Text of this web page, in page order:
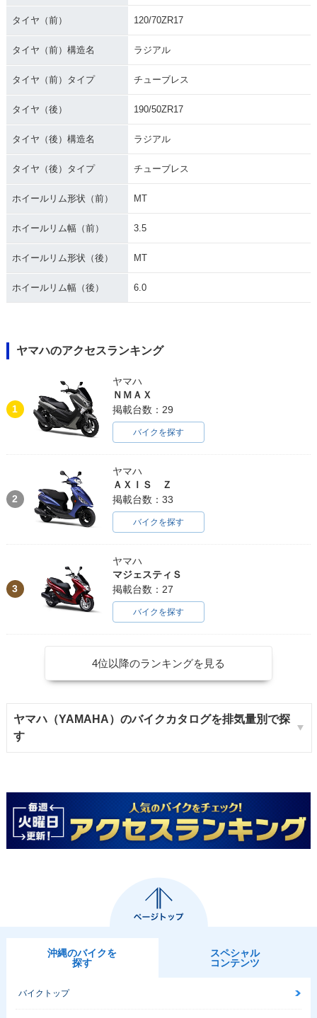
2000年 YZF-R1・フ
ルモデルチェンジ
ラーチェンジ
タイヤ（前） 120/70ZR17
タイヤ（前）構造名 ラジアル
タイヤ（前）タイプ チューブレス
タイヤ（後） 190/50ZR17
タイヤ（後）構造名 ラジアル
タイヤ（後）タイプ チューブレス
ホイールリム形状（前） MT
ホイールリム幅（前） 3.5
ホイールリム形状（後） MT
ホイールリム幅（後） 6.0
ヤマハのアクセスランキング
1
ヤマハ
ＮＭＡＸ
掲載台数：29
バイクを探す
2
ヤマハ
ＡＸＩＳ Ｚ
掲載台数：33
バイクを探す
3
ヤマハ
マジェスティＳ
掲載台数：27
バイクを探す
4位以降のランキングを見る
ヤマハ（YAMAHA）のバイクカタログを排気量別で探
す
沖縄のバイクを
探す
スペシャル
コンテンツ
バイクトップ